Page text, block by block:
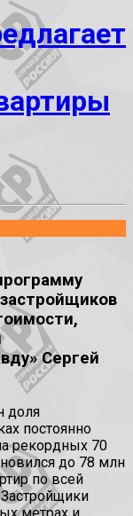
Сергей
доля
постоянно
рекордных 70
до 78 млн
по всей